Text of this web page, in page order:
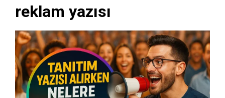
reklam yazısı